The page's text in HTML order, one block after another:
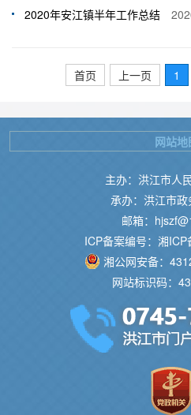
2020年安江镇半年工作总结
首页 上一页 1
主办：洪江市人
承办：洪江市
邮箱：
ICP备案编号：湘
湘公网安备：
网站标识码：
网站地